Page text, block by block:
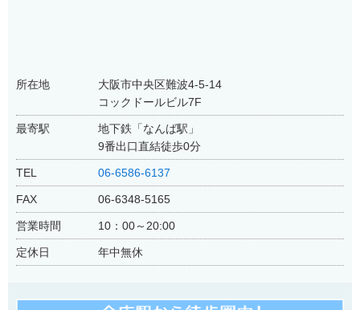
所在地
大阪市中央区難波4-5-14
コックドールビル7F
最寄駅
地下鉄「なんば駅」
9番出口直結徒歩0分
TEL 06-6586-6137
FAX 06-6348-5165
営業時間 10：00～20:00
定休日 年中無休